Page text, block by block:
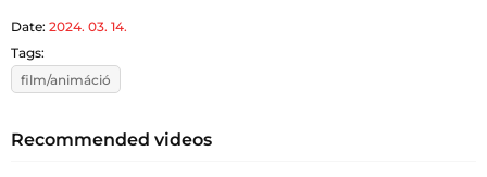
Date: 2024. 03. 14.
Tags:
film/animáció
Recommended videos